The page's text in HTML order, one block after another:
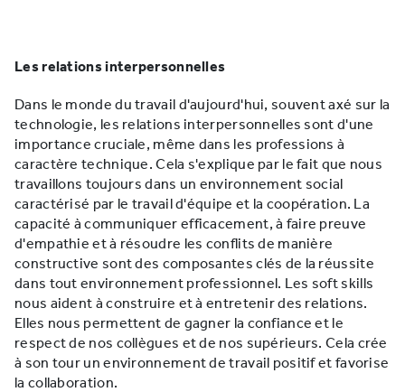
Les relations interpersonnelles
Dans le monde du travail d'aujourd'hui, souvent axé sur la
technologie, les relations interpersonnelles sont d'une
importance cruciale, même dans les professions à
caractère technique. Cela s'explique par le fait que nous
travaillons toujours dans un environnement social
caractérisé par le travail d'équipe et la coopération. La
capacité à communiquer efficacement, à faire preuve
d'empathie et à résoudre les conflits de manière
constructive sont des composantes clés de la réussite
dans tout environnement professionnel. Les soft skills
nous aident à construire et à entretenir des relations.
Elles nous permettent de gagner la confiance et le
respect de nos collègues et de nos supérieurs. Cela crée
à son tour un environnement de travail positif et favorise
la collaboration.